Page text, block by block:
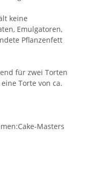
keine
Emulgatoren,
Pflanzenfett
für zwei Torten
Torte von ca.
Masters